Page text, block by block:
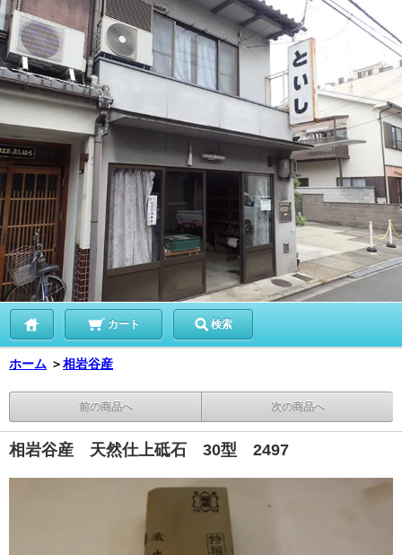
カート 検索
ホーム ＞相岩谷産
前の商品へ 次の商品へ
相岩谷産 天然仕上砥石 30型 2497